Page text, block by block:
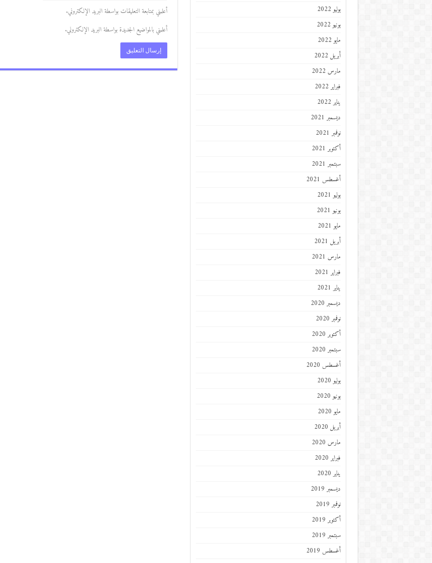
أعلمني بمتابعة التعليقات بواسطة البريد الإلكتروني.
أعلمني بالمواضيع الجديدة بواسطة البريد الإلكتروني.
يوليو 2022
يونيو 2022
مايو 2022
أبريل 2022
مارس 2022
فبراير 2022
يناير 2022
ديسمبر 2021
نوفمبر 2021
أكتوبر 2021
سبتمبر 2021
أغسطس 2021
يوليو 2021
يونيو 2021
مايو 2021
أبريل 2021
مارس 2021
فبراير 2021
يناير 2021
ديسمبر 2020
نوفمبر 2020
أكتوبر 2020
سبتمبر 2020
أغسطس 2020
يوليو 2020
يونيو 2020
مايو 2020
أبريل 2020
مارس 2020
فبراير 2020
يناير 2020
ديسمبر 2019
نوفمبر 2019
أكتوبر 2019
سبتمبر 2019
أغسطس 2019